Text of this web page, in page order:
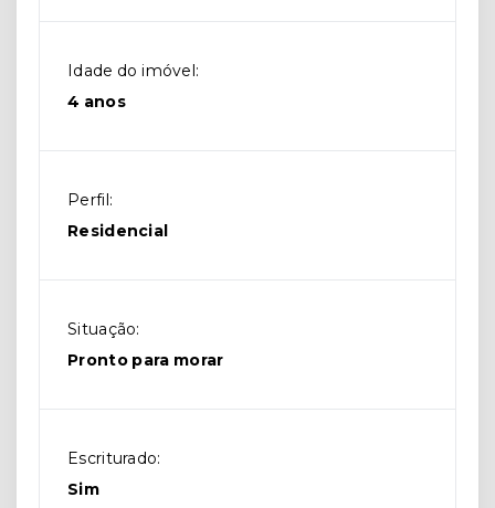
Idade do imóvel:
4 anos
Perfil:
Residencial
Situação:
Pronto para morar
Escriturado:
Sim